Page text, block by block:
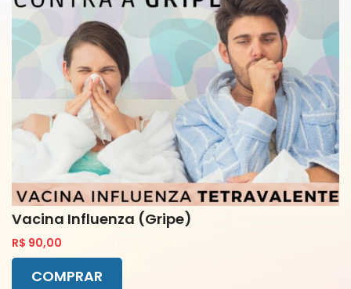
Vacina Influenza (Gripe)
R$ 90,00
COMPRAR